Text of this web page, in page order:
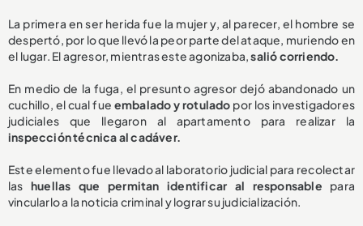
La primera en ser herida fue la mujer y, al parecer, el hombre se
despertó, por lo que llevó la peor parte del ataque, muriendo en
el lugar. El agresor, mientras este agonizaba,salió corriendo.
En medio de la fuga, el presunto agresor dejó abandonado un
cuchillo, el cual fue embalado y rotulado por los investigadores
judiciales que llegaron al apartamento para realizar la
inspección técnica al cadáver.
Este elemento fue llevado al laboratorio judicial para recolectar
lashuellas que permitan identificar al responsable para
vincularlo a la noticia criminal y lograr su judicialización.